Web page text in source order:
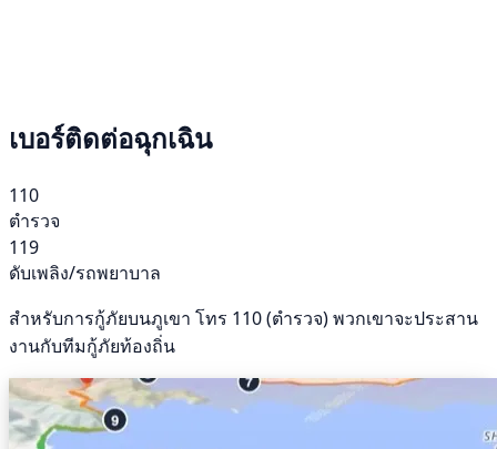
เบอร์ติดต่อฉุกเฉิน
110
ตำรวจ
119
ดับเพลิง/รถพยาบาล
สำหรับการกู้ภัยบนภูเขา โทร 110 (ตำรวจ) พวกเขาจะประสาน
งานกับทีมกู้ภัยท้องถิ่น